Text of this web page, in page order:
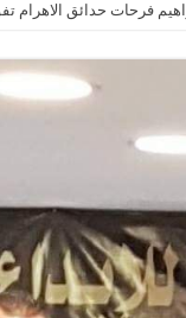
فرحات حدائق الاهرام